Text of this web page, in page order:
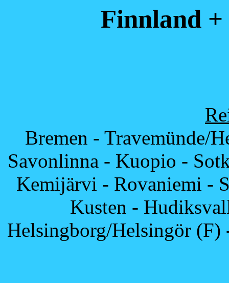
Finnland +
Bremen - Travemünde/
Savonlinna - Kuopio -
Kemijärvi - Rovaniemi -
Kusten -
Helsingborg/Helsingör (F)